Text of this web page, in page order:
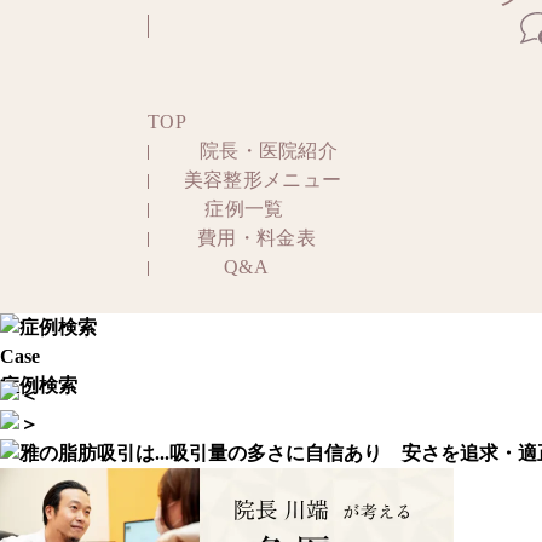
TOP
院長・医院紹介
美容整形メニュー
症例一覧
費用・料金表
Q&A
Case
症例検索